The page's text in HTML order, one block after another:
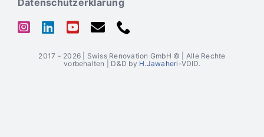
2017 - 2026 | Swiss Renovation GmbH © | Alle Rechte
vorbehalten | D&D by H.Jawaheri -VDID.